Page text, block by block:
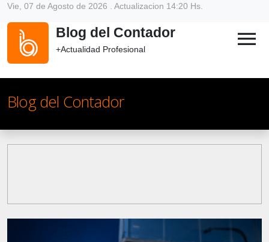
Vie, 07 de Agosto de 2026 . Actualizacion 14:20 Hs.
Blog del Contador
+Actualidad Profesional menu
Blog del Contador